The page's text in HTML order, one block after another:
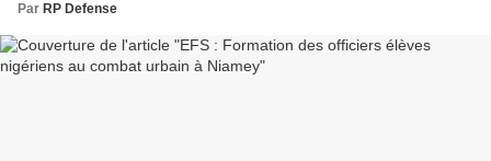
Par RP Defense